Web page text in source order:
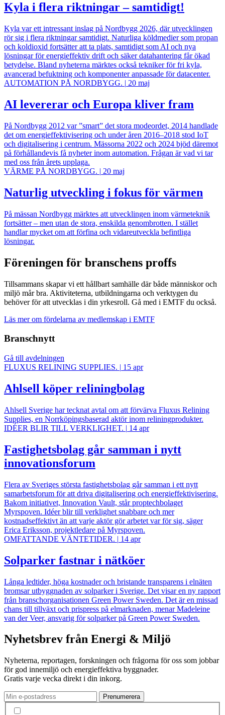
Kyla i flera riktningar – samtidigt!
Kyla var ett intressant inslag på Nordbygg 2026, där utvecklingen
rör sig i flera riktningar samtidigt. Naturliga köldmedier som propan
och koldioxid fortsätter att ta plats, samtidigt som AI och nya
lösningar för energieffektiv drift och säker datahantering får ökad
betydelse. Bland nyheterna märktes också tekniker för fri kyla,
avancerad befuktning och komponenter anpassade för datacenter.
AUTOMATION PÅ NORDBYGG. | 20 maj
AI levererar och Europa kliver fram
På Nordbygg 2012 var ”smart” det stora modeordet, 2014 handlade
det om energieffektivisering och under åren 2016–2018 stod IoT
och digitalisering i centrum. Mässorna 2022 och 2024 bjöd däremot
på förhållandevis få nyheter inom automation. Frågan är vad vi tar
med oss från årets upplaga.
VÄRME PÅ NORDBYGG. | 20 maj
Naturlig utveckling i fokus för värmen
På mässan Nordbygg märktes att utvecklingen inom värmeteknik
fortsätter – men utan de stora, enskilda genombrotten. I stället
handlar mycket om att förfina och vidareutveckla befintliga
lösningar.
Föreningen för branschens proffs
Tillsammans skapar vi ett hållbart samhälle där både människor och
miljö mår bra. Aktiviteterna, utbildningarna och verktygen du
behöver för att utvecklas i din yrkesroll. Gå med i EMTF du också.
Läs mer om fördelarna av medlemskap i EMTF
Branschnytt
Gå till avdelningen
FLUXUS RELINING SUPPLIES. | 15 apr
Ahlsell köper reliningbolag
Ahlsell Sverige har tecknat avtal om att förvärva Fluxus Relining
Supplies, en Norrköpingsbaserad aktör inom reliningprodukter.
IDÉER BLIR TILL VERKLIGHET. | 14 apr
Fastighetsbolag går samman i nytt
innovationsforum
Flera av Sveriges största fastighetsbolag går samman i ett nytt
samarbetsforum för att driva digitalisering och energieffektivisering.
Bakom initiativet, Innovation Vault, står proptechbolaget
Myrspoven. Idéer blir till verklighet snabbare och mer
kostnadseffektivt än att varje aktör gör arbetet var för sig, säger
Erica Eriksson, projektledare på Myrspoven.
OMFATTANDE VÄNTETIDER. | 14 apr
Solparker fastnar i nätköer
Långa ledtider, höga kostnader och bristande transparens i elnäten
bromsar utbyggnaden av solparker i Sverige. Det visar en ny rapport
från branschorganisationen Green Power Sweden. Det är en missad
chans till tillväxt och prispress på elmarknaden, menar Madeleine
van der Veer, ansvarig för solparker på Green Power Sweden.
Nyhetsbrev från Energi & Miljö
Nyheterna, reportagen, forskningen och frågorna för oss som jobbar
för god innemiljö och energieffektiva byggnader.
Gratis varje vecka direkt i din inkorg.